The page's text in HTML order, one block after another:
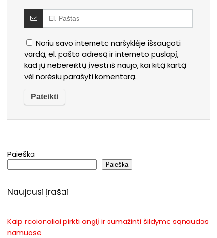
Noriu savo interneto naršyklėje išsaugoti
vardą, el. pašto adresą ir interneto puslapį,
kad jų nebereiktų įvesti iš naujo, kai kitą kartą
vėl norėsiu parašyti komentarą.
Paieška
Paieška
Naujausi įrašai
Kaip racionaliai pirkti anglį ir sumažinti šildymo sąnaudas
namuose